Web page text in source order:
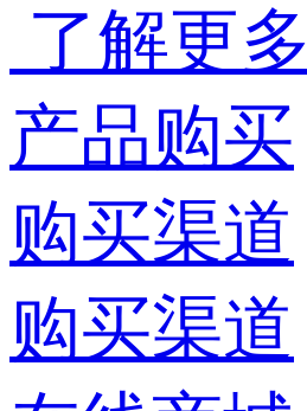
了解更多
产品购买
购买渠道
购买渠道